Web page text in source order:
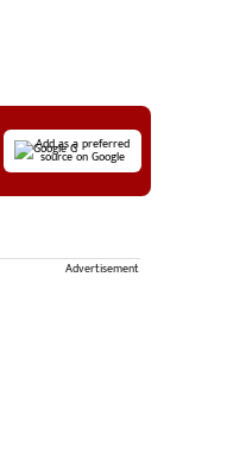
Add as a preferred
source on Google
Advertisement